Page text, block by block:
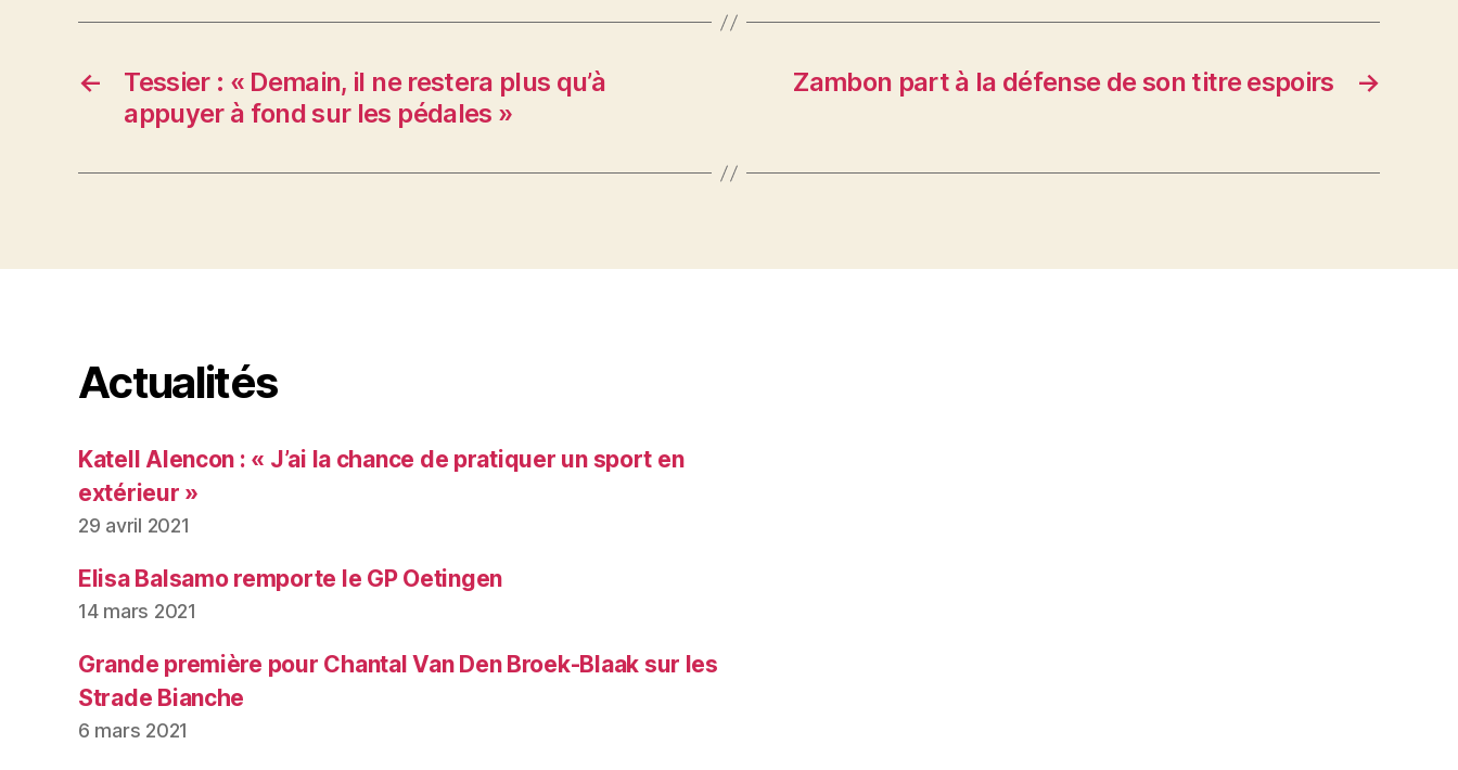
←
Tessier : « Demain, il ne restera plus qu’à
appuyer à fond sur les pédales »
→
Zambon part à la défense de son titre espoirs
Actualités
Katell Alencon : « J’ai la chance de pratiquer un sport en
extérieur »
29 avril 2021
Elisa Balsamo remporte le GP Oetingen
14 mars 2021
Grande première pour Chantal Van Den Broek-Blaak sur les
Strade Bianche
6 mars 2021